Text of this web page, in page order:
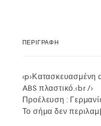
ΠΕΡΙΓΡΑΦΉ
<p>Κατασκευασμένη
ABS πλαστικό.<br />
Προέλευση :
Το σήμα δεν